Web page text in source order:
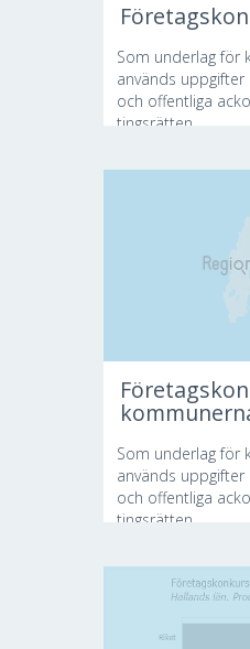
Som underlag för
används
och offentliga
tingsrätten....
Som underlag för
används
och offentliga
tingsrätten....